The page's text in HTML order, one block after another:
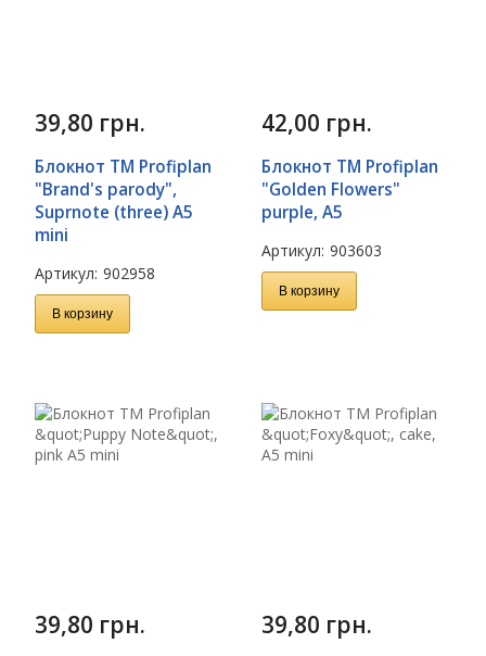
39,80 грн.
Блокнот TM Profiplan
"Brand's parody",
Suprnote (three) A5
mini
Артикул: 902958
В корзину
42,00 грн.
Блокнот TM Profiplan
"Golden Flowers"
purple, A5
Артикул: 903603
В корзину
39,80 грн. 39,80 грн.